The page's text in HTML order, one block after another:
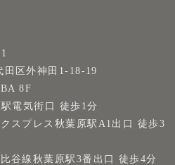
田区外神田1-18-19
8F
電気街口 徒歩1分
スプレス秋葉原駅A1出口 徒歩3
谷線秋葉原駅3番出口 徒歩4分